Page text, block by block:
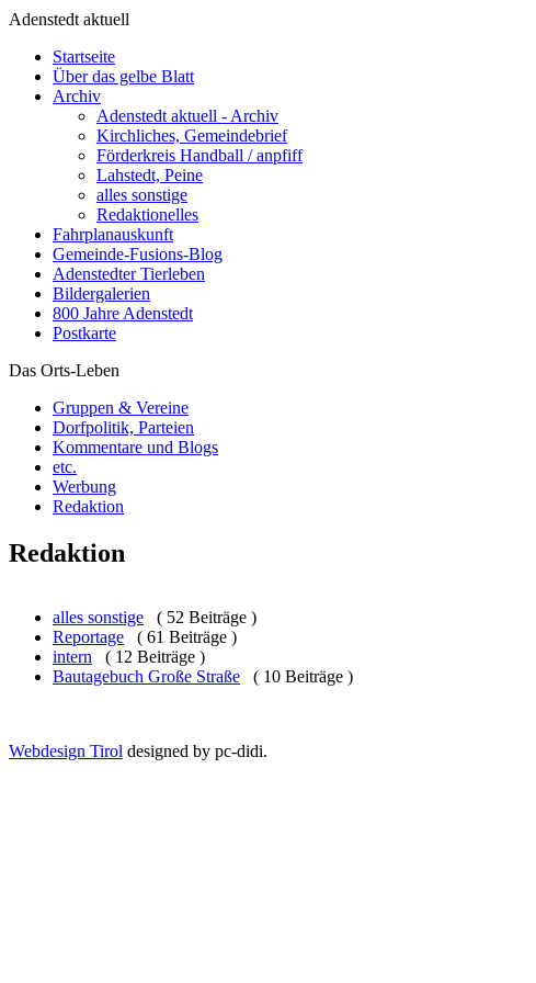
Adenstedt aktuell
Startseite
Über das gelbe Blatt
Archiv
Adenstedt aktuell - Archiv
Kirchliches, Gemeindebrief
Förderkreis Handball / anpfiff
Lahstedt, Peine
alles sonstige
Redaktionelles
Fahrplanauskunft
Gemeinde-Fusions-Blog
Adenstedter Tierleben
Bildergalerien
800 Jahre Adenstedt
Postkarte
Das Orts-Leben
Gruppen & Vereine
Dorfpolitik, Parteien
Kommentare und Blogs
etc.
Werbung
Redaktion
Redaktion
alles sonstige
( 52 Beiträge )
Reportage
( 61 Beiträge )
intern
( 12 Beiträge )
Bautagebuch Große Straße
( 10 Beiträge )
Webdesign Tirol designed by pc-didi.